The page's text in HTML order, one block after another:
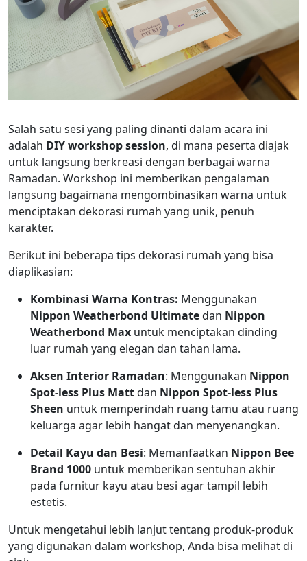
Salah satu sesi yang paling dinanti dalam acara ini
adalah DIY workshop session, di mana peserta diajak
untuk langsung berkreasi dengan berbagai warna
Ramadan. Workshop ini memberikan pengalaman
langsung bagaimana mengombinasikan warna untuk
menciptakan dekorasi rumah yang unik, penuh
karakter.
Berikut ini beberapa tips dekorasi rumah yang bisa
diaplikasian:
Kombinasi Warna Kontras: Menggunakan
Nippon Weatherbond Ultimatedan Nippon
Weatherbond Max untuk menciptakan dinding
luar rumah yang elegan dan tahan lama.
Aksen Interior Ramadan: Menggunakan Nippon
Spot-less Plus Mattdan Nippon Spot-less Plus
Sheen untuk memperindah ruang tamu atau ruang
keluarga agar lebih hangat dan menyenangkan.
Detail Kayu dan Besi: Memanfaatkan Nippon Bee
Brand 1000 untuk memberikan sentuhan akhir
pada furnitur kayu atau besi agar tampil lebih
estetis.
Untuk mengetahui lebih lanjut tentang produk-produk
yang digunakan dalam workshop, Anda bisa melihat di